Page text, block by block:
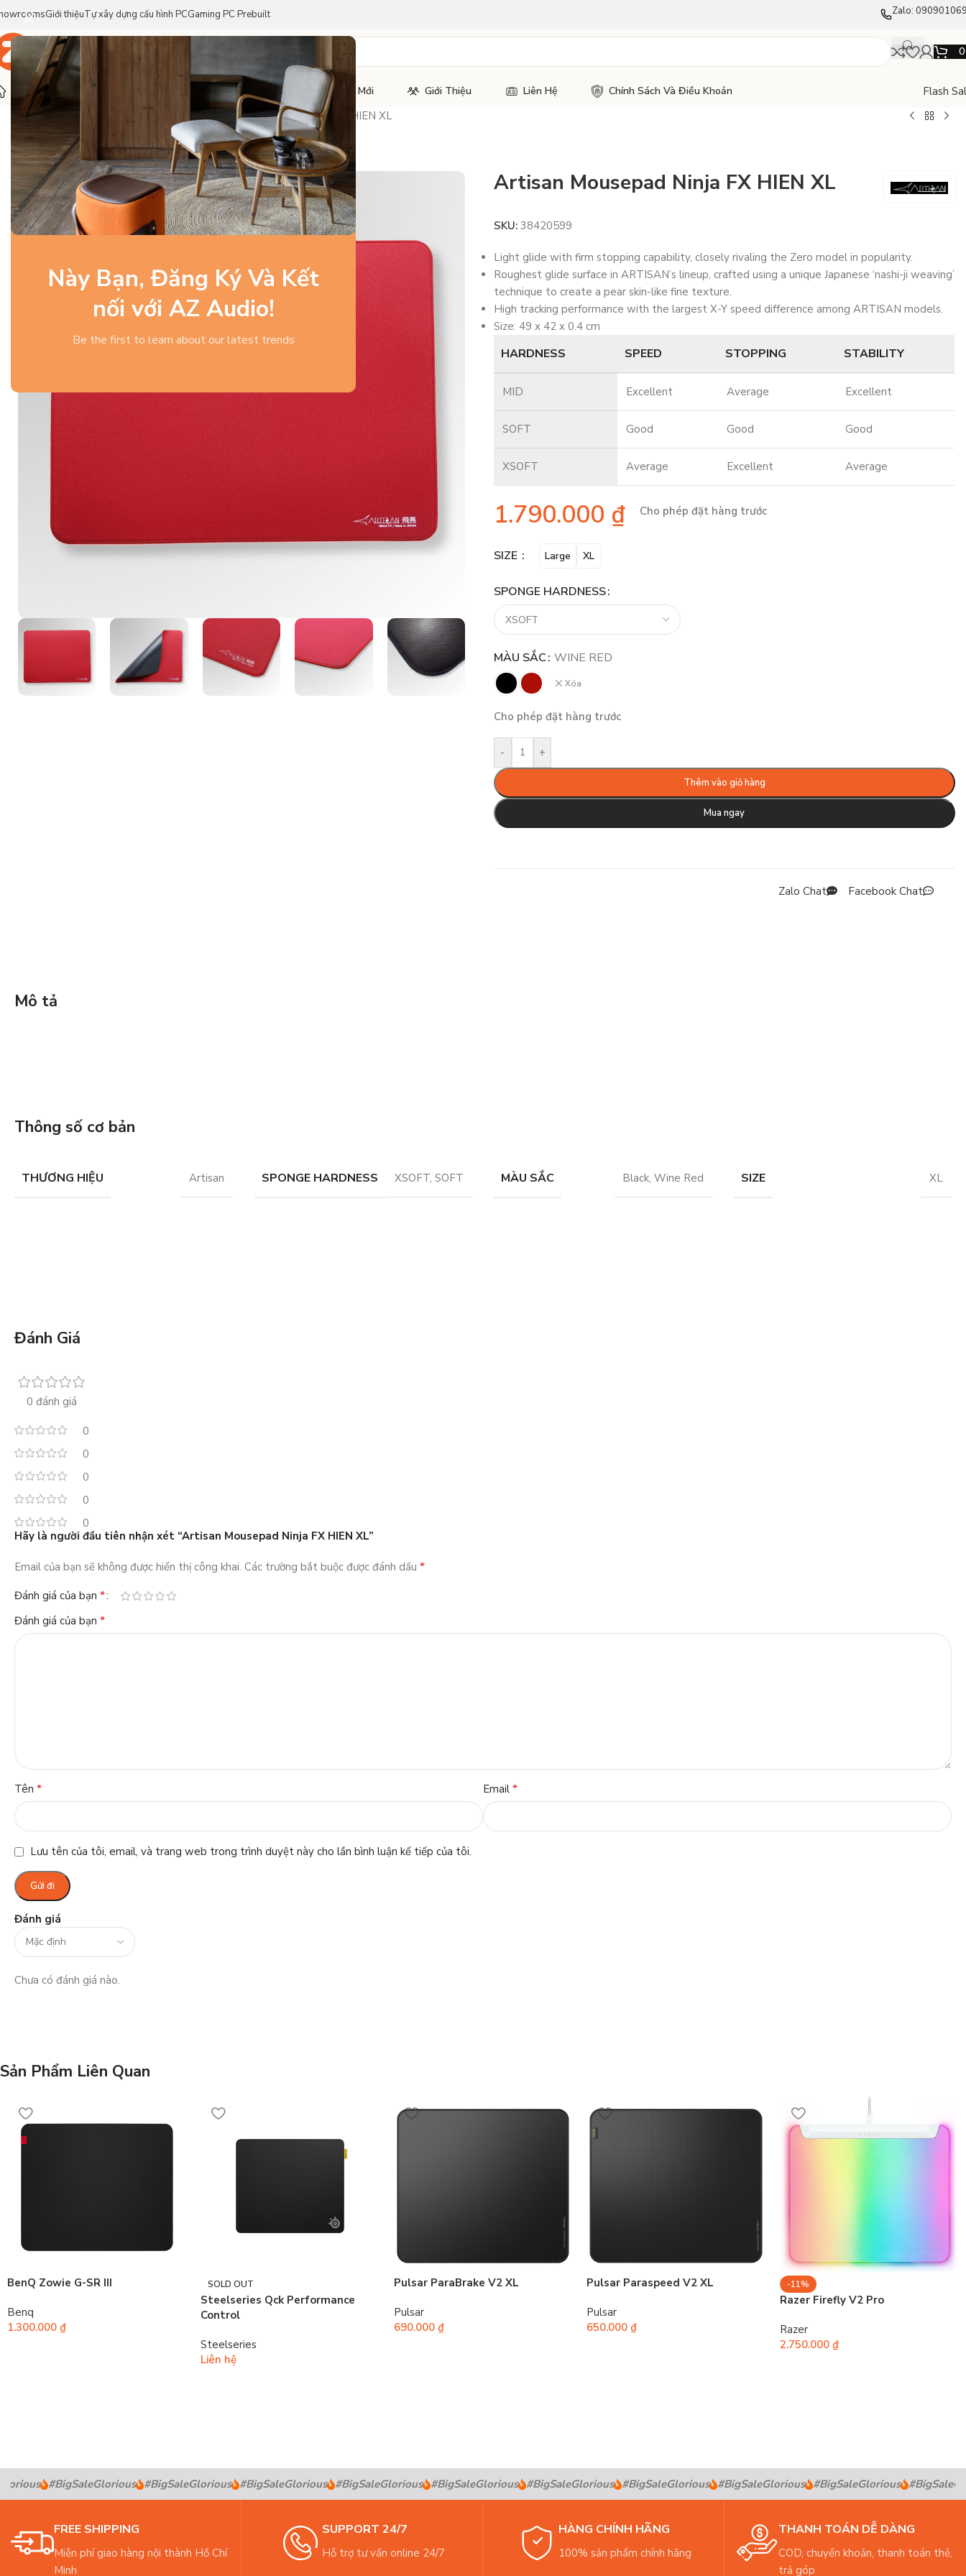
Này Bạn, Đăng Ký Và Kết
nối với AZ Audio!
Be the first to learn about our latest trends
Giới thiệuTự xây dựng cấu hình PCGaming PC Prebuilt Zalo:
Trang Chủ Sản Phẩm Thương Hiệu Tin Tức Mới Giới Thiệu Liên Hệ Chính Sách Và Điều Khoản
Flash
Trang chủ
Gaming Gear Bàn Di Chuột/ Artisan Mousepad Ninja FX HIEN XL
Artisan Mousepad Ninja FX HIEN XL
SKU: 38420599
Light glide with firm stopping capability, closely rivaling the Zero model in popularity.
Roughest glide surface in ARTISAN’s lineup, crafted using a unique Japanese ‘nashi-ji weaving’
technique to create a pear skin-like fine texture.
High tracking performance with the largest X-Y speed difference among ARTISAN models.
Size: 49 x 42 x 0.4 cm
HARDNESS SPEED STOPPING STABILITY
MID Excellent Average Excellent
SOFT Good Good Good
XSOFT Average Excellent Average
1.790.000 ₫ Cho phép đặt hàng trước
SIZE Large XL
SPONGE HARDNESS
MÀU SẮC WINE RED
Xóa
Cho phép đặt hàng trước
- +
Thêm vào giỏ hàng
Mua ngay
Zalo Chat Facebook Chat
Mô tả
Thông số cơ bản
THƯƠNG HIỆU Artisan SPONGE HARDNESS XSOFT, SOFT MÀU SẮC Black, Wine Red SIZE XL
Đánh Giá
0 đánh giá
0
0
0
0
0
Đánh giá
Chưa có đánh giá nào.
Hãy là người đầu tiên nhận xét “Artisan Mousepad Ninja FX HIEN XL”
Email của bạn sẽ không được hiển thị công khai. Các trường bắt buộc được đánh dấu *
Đánh giá của bạn *
Đánh giá của bạn *
Tên * Email *
Lưu tên của tôi, email, và trang web trong trình duyệt này cho lần bình luận kế tiếp của tôi.
Sản Phẩm Liên Quan
BenQ Zowie G-SR III
Benq
1.300.000 ₫
SOLD OUT
Steelseries Qck Performance
Control
Steelseries
Liên hệ
Pulsar ParaBrake V2 XL
Pulsar
690.000 ₫
Pulsar Paraspeed V2 XL
Pulsar
650.000₫
-11%
Razer Firefly V2 Pro
Razer
2.750.000₫
#BigSaleGlorious #BigSaleGlorious #BigSaleGlorious #BigSaleGlorious #BigSaleGlorious #BigSaleGlorious #BigSaleGlorious #BigSaleGlorious #BigSaleGlorious
FREE SHIPPING
Miễn phí giao hàng nội thành Hồ Chí
Minh
SUPPORT 24/7
Hỗ trợ tư vấn online 24/7
HÀNG CHÍNH HÃNG
100% sản phẩm chính hãng
THANH TOÁN DỄ DÀNG
COD, chuyển khoản, thanh toán thẻ,
trả góp